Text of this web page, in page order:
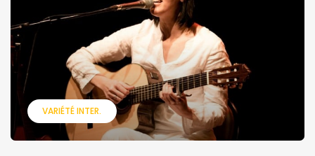
VARIÉTÉ INTER.